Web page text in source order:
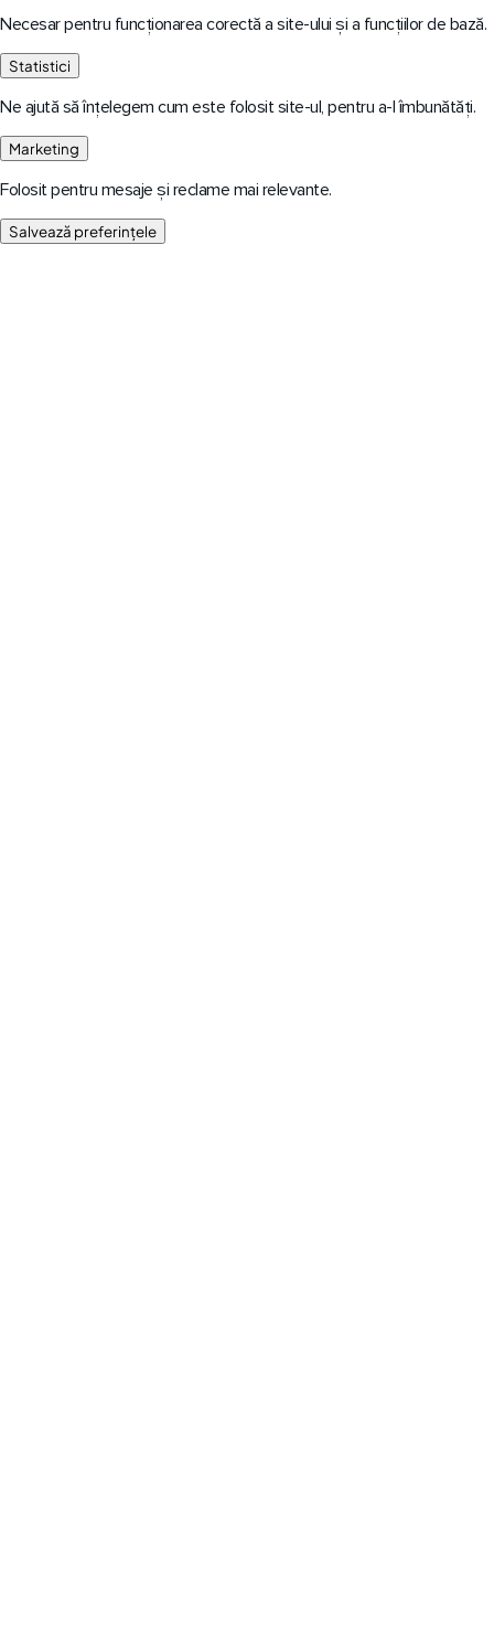
Necesar pentru funcționarea corectă a site-ului și a funcțiilor de bază.
Statistici
Ne ajută să înțelegem cum este folosit site-ul, pentru a-l îmbunătăți.
Marketing
Folosit pentru mesaje și reclame mai relevante.
Salvează preferințele